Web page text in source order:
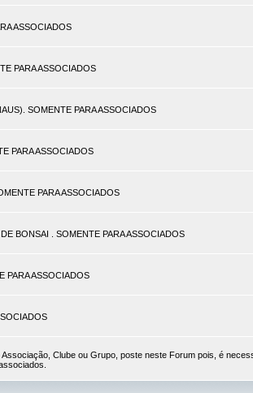
ASSOCIADOS
PARA ASSOCIADOS
SOMENTE PARA ASSOCIADOS
PARA ASSOCIADOS
PARA ASSOCIADOS
BONSAI . SOMENTE PARA ASSOCIADOS
PARA ASSOCIADOS
Clube ou Grupo, poste neste Forum pois, é